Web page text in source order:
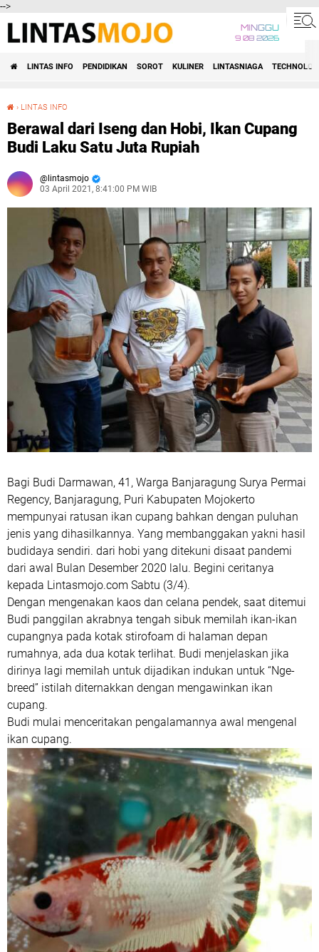
-->
MINGGU
9 08 2026
LINTAS INFO PENDIDIKAN SOROT KULINER LINTASNIAGA
› LINTAS INFO
Berawal dari Iseng dan Hobi, Ikan Cupang
Budi Laku Satu Juta Rupiah
lintasmojo
03 April 2021, 8:41:00 PM WIB
Bagi Budi Darmawan, 41, Warga Banjaragung Surya Permai
Regency, Banjaragung, Puri Kabupaten Mojokerto
mempunyai ratusan ikan cupang bahkan dengan puluhan
jenis yang dihasilkannya. Yang membanggakan yakni hasil
budidaya sendiri. dari hobi yang ditekuni disaat pandemi
dari awal Bulan Desember 2020 lalu. Begini ceritanya
kepada Lintasmojo.com Sabtu (3/4).
Dengan mengenakan kaos dan celana pendek, saat ditemui
Budi panggilan akrabnya tengah sibuk memilah ikan-ikan
cupangnya pada kotak stirofoam di halaman depan
rumahnya, ada dua kotak terlihat. Budi menjelaskan jika
dirinya lagi memilah untuk dijadikan indukan untuk “Nge-
breed” istilah diternakkan dengan mengawinkan ikan
cupang.
Budi mulai menceritakan pengalamannya awal mengenal
ikan cupang.